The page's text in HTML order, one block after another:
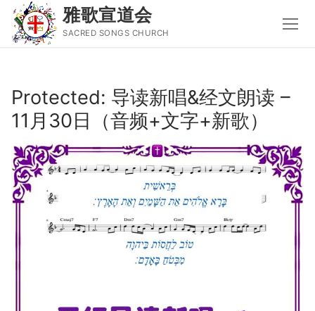
content
雅歌宣道会
SACRED SONGS CHURCH
Search
for:
主页
主日讲道
圣经导读新唱
属灵书籍
Protected: 导读新唱&经文朗读 –
11月30日（音频+文字+新歌）